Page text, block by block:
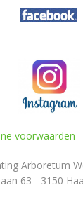
voorwaarden -
Arboretum
63 - 3150